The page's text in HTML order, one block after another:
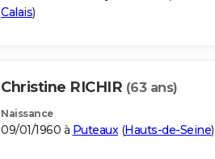
Calais)
Christine RICHIR (63 ans)
Naissance
09/01/1960 à Puteaux(Hauts-de-Seine)